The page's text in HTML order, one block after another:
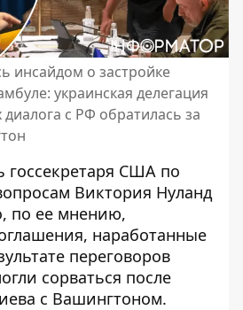
инсайдом о застройке
украинская делегация
диалога с РФ обратилась за
госсекретаря США по
Виктория Нуланд
по ее мнению,
наработанные
переговоров
сорваться после
с Вашингтоном.